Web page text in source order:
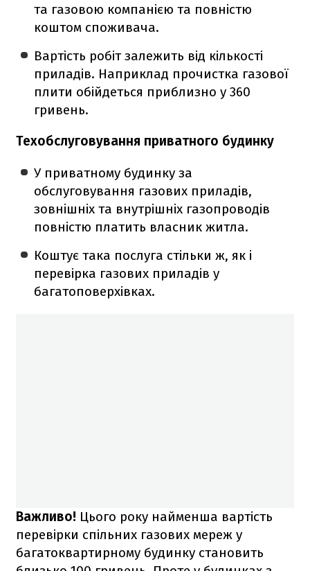
та газовою компанією та повністю
коштом споживача.
Вартість робіт залежить від кількості
приладів. Наприклад прочистка газової
плити обійдеться приблизно у 360
гривень.
Техобслуговування приватного будинку
У приватному будинку за
обслуговування газових приладів,
зовнішніх та внутрішніх газопроводів
повністю платить власник житла.
Коштує така послуга стільки ж, як і
перевірка газових приладів у
багатоповерхівках.
Важливо! Цього року найменша вартість
перевірки спільних газових мереж у
багатоквартирному будинку становить